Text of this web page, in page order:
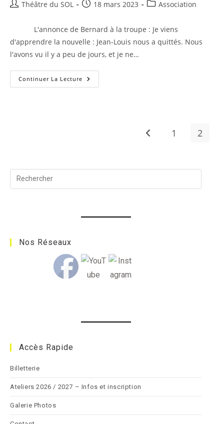
Auteur/autrice
publication :
Théâtre du SOL
Publication
18 mars 2023
PostAssociation
L'annonce de Bernard à la troupe : Je viens
d'apprendre la nouvelle : Jean-Louis nous a quittés. Nous
l'avons vu il y a peu de jours, et je ne…
Continuer La Lecture Hommage
Du
Go to the previous
1 2
Escape
Nos Réseaux
Accès Rapide
Billetterie
Ateliers 2026 / 2027 – Infos et inscription
Galerie Photos